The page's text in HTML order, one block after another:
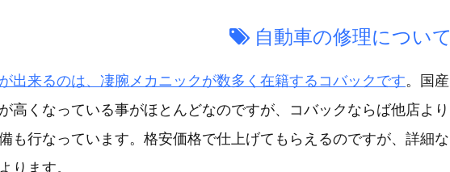
自動車の修理について
出来るのは、凄腕メカニックが数多く在籍するコバックです。国産
高くなっている事がほとんどなのですが、コバックならば他店より
も行なっています。格安価格で仕上げてもらえるのですが、詳細な
ります。